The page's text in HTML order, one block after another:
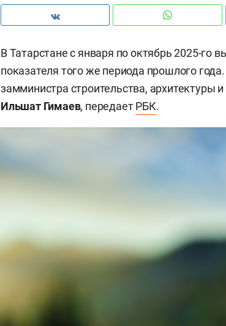
В Татарстане с января по октябрь 2025-го
показателя того же периода прошлого
замминистра строительства, архитектуры
Ильшат Гимаев, передаетРБК.